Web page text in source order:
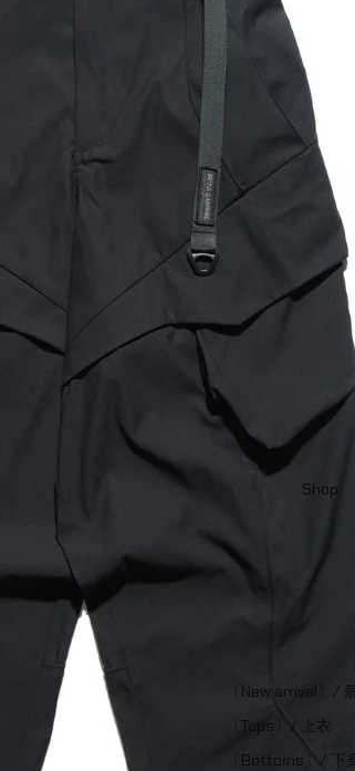
Shop
〔New arrival〕/
〔Tops〕/ 上衣
〔Bottoms〕/ 下